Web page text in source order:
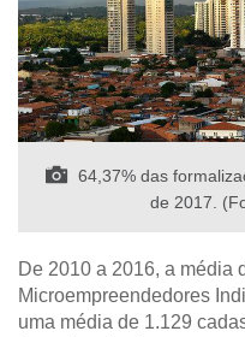
64,37% das
de 2017.
De 2010 a 2016, a média
Microempreendedores
uma média de 1.129